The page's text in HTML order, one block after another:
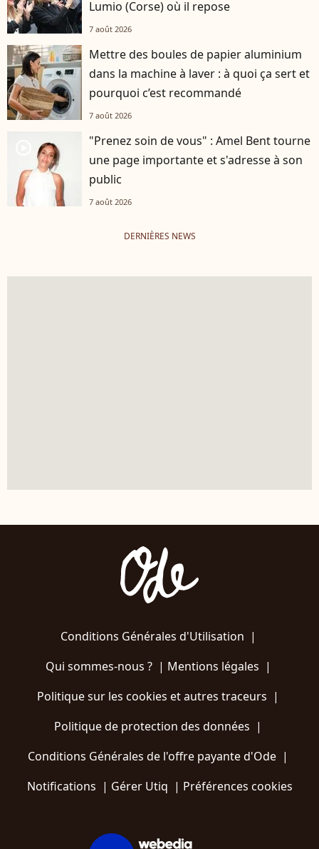
Lumio (Corse) où il repose
7 août 2026
Mettre des boules de papier aluminium
dans la machine à laver : à quoi ça sert et
pourquoi c’est recommandé
7 août 2026
"Prenez soin de vous" : Amel Bent tourne
une page importante et s'adresse à son
public
7 août 2026
DERNIÈRES NEWS
Conditions Générales d'Utilisation |
Qui sommes-nous ?| Mentions légales |
Politique sur les cookies et autres traceurs |
Politique de protection des données |
Conditions Générales de l'offre payante d'Ode |
Notifications | Gérer Utiq | Préférences cookies